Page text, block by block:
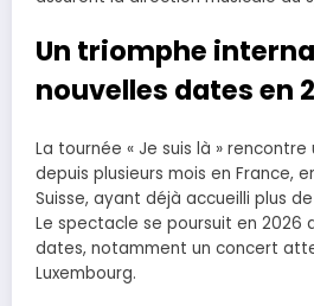
Un triomphe
nouvelles dates en
La tournée « Je suis là »
depuis plusieurs mois en France,
Suisse, ayant déjà accueilli plus
Le spectacle se poursuit en 2026
dates, notamment un concert
Luxembourg.